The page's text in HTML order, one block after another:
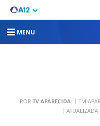
MENU
POR TV APARECIDA EM